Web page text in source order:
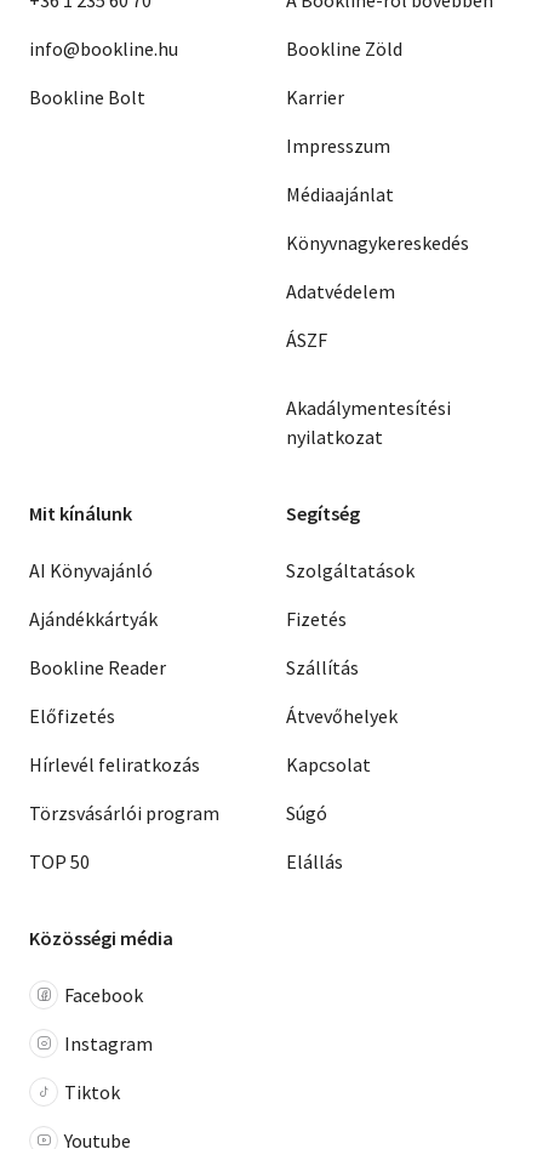
info@bookline.hu
Bookline Bolt
Bookline Zöld
Karrier
Impresszum
Médiaajánlat
Könyvnagykereskedés
Adatvédelem
ÁSZF
Akadálymentesítési
nyilatkozat
Mit kínálunk
AI Könyvajánló
Ajándékkártyák
Bookline Reader
Előfizetés
Hírlevél feliratkozás
Törzsvásárlói program
TOP 50
Segítség
Szolgáltatások
Fizetés
Szállítás
Átvevőhelyek
Kapcsolat
Súgó
Elállás
Közösségi média
Facebook
Instagram
Tiktok
Youtube